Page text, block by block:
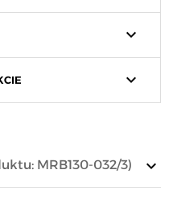
keyboard_arrow_down
keyboard_arrow_down
keyboard_arrow_down
MRB130-032/3)